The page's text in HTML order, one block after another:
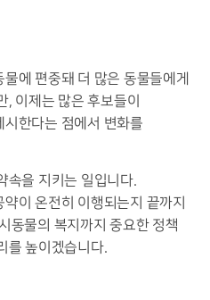
에 편중돼 더 많은 동물들에게
, 이제는 많은 후보들이
한다는 점에서 변화를
속을 지키는 일입니다.
이 온전히 이행되는지 끝까지
동물의 복지까지 중요한 정책
를 높이겠습니다.